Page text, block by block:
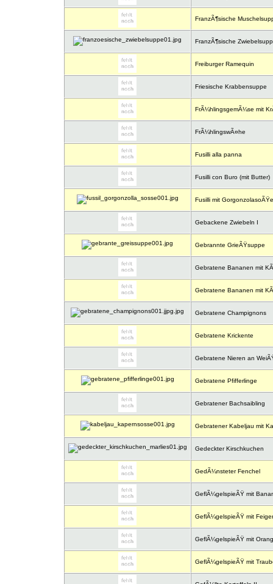
FranzÃ¶sische
FranzÃ¶sische
Freiburger Ramequin
Friesische Krabbensuppe
FrÃ¼hlingsgemÃ¼se mit
FrÃ¼hlingswÃ¤he
Fusilli alla panna
Fusilli con Buro (mit Butter)
Fusilli mit GorgonzolasoÃŸe
Gebackene Zwiebeln I
Gebrannte GrieÃŸsuppe
Gebratene Bananen mit
Gebratene Bananen mit
Gebratene Champignons
Gebratene Krickente
Gebratene Nieren an
Gebratene Pfifferlinge
Gebratener Bachsaibling
Gebratener Kabeljau mit
Gedeckter Kirschkuchen
GedÃ¼nsteter Fenchel
GeflÃ¼gelspieÃŸ mit
GeflÃ¼gelspieÃŸ mit
GeflÃ¼gelspieÃŸ mit
GeflÃ¼gelspieÃŸ mit